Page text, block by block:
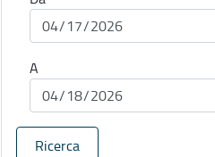
A
Ricerca